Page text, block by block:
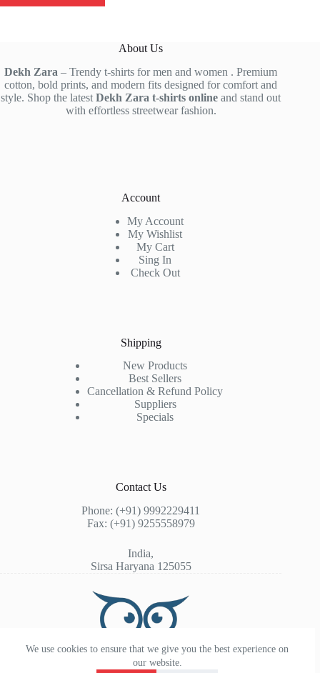
We use cookies to ensure that we give you the best experience on
our website.
About Us
Dekh Zara – Trendy t-shirts for men and women . Premium
cotton, bold prints, and modern fits designed for comfort and
style. Shop the latestDekh Zara t-shirts online and stand out
with effortless streetwear fashion.
Account
My Account
My Wishlist
My Cart
Sing In
Check Out
Shipping
New Products
Best Sellers
Cancellation & Refund Policy
Suppliers
Specials
Contact Us
Phone: (+91) 9992229411
Fax: (+91) 9255558979
India,
Sirsa Haryana 125055